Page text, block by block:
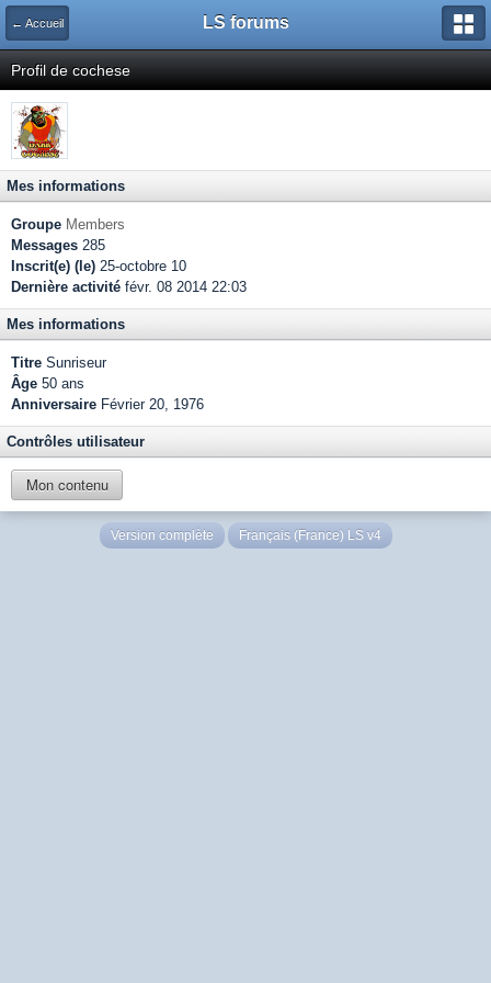
← Accueil LS forums
Profil de cochese
Mes informations
Groupe Members
Messages 285
Inscrit(e) (le) 25-octobre 10
Dernière activité févr. 08 2014 22:03
Mes informations
Titre Sunriseur
Âge 50 ans
Anniversaire Février 20, 1976
Contrôles utilisateur
Mon contenu
Version complète Français (France) LS v4